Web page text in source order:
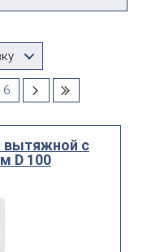
6
вытяжной с
D 100